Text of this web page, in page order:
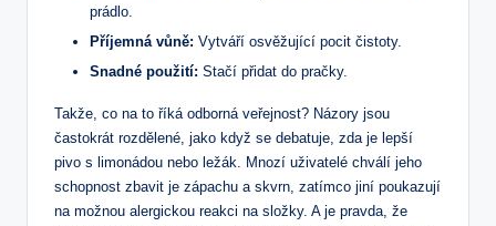
prádlo.
Příjemná vůně: Vytváří osvěžující pocit čistoty.
Snadné použití: Stačí přidat do pračky.
Takže, co na to říká odborná veřejnost? Názory jsou
častokrát rozdělené, jako když se debatuje, zda je lepší
pivo s limonádou nebo ležák. Mnozí uživatelé chválí jeho
schopnost zbavit je zápachu a skvrn, zatímco jiní poukazují
na možnou alergickou reakci na složky. A je pravda, že